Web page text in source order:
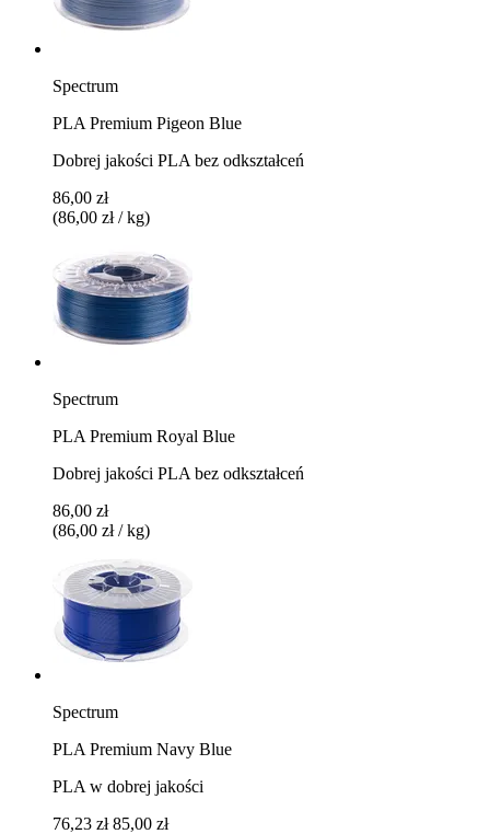
Spectrum
PLA Premium Pigeon Blue
Dobrej jakości PLA bez odkształceń
86,00 zł
(86,00 zł / kg)
Spectrum
PLA Premium Royal Blue
Dobrej jakości PLA bez odkształceń
86,00 zł
(86,00 zł / kg)
Spectrum
PLA Premium Navy Blue
PLA w dobrej jakości
76,23 zł 85,00 zł